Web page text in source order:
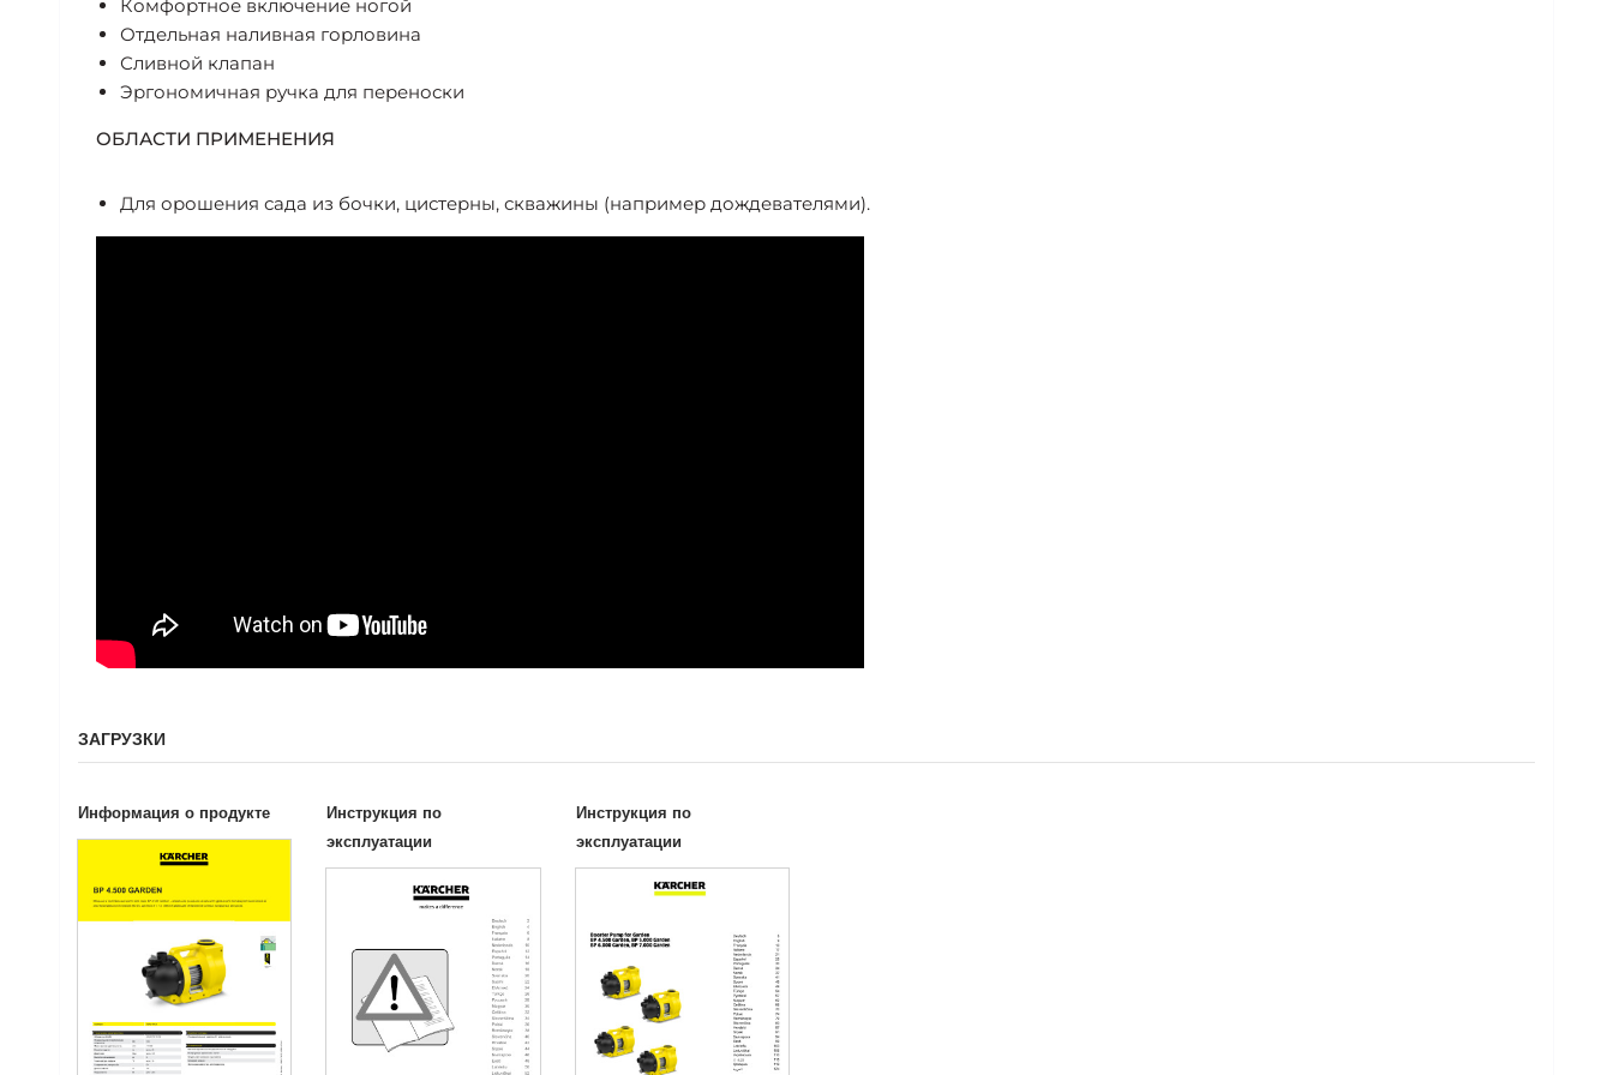
Комфортное включение ногой
Отдельная наливная горловина
Сливной клапан
Эргономичная ручка для переноски
ОБЛАСТИ ПРИМЕНЕНИЯ
Для орошения сада из бочки, цистерны, скважины (например дождевателями).
ЗАГРУЗКИ
Информация о продукте
Инструкция по
эксплуатации
Инструкция по
эксплуатации